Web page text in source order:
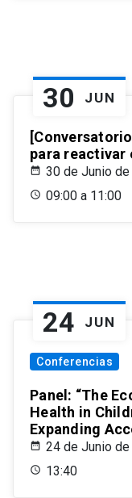
30 JUN
para reactivar
30 de Junio
09:00 a 11:00
24 JUN
Conferencias
Panel: “The
Health in
Expanding
24 de Junio
13:40